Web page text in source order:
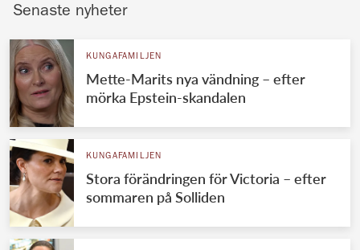
Senaste nyheter
KUNGAFAMILJEN
Mette-Marits nya vändning – efter
mörka Epstein-skandalen
KUNGAFAMILJEN
Stora förändringen för Victoria – efter
sommaren på Solliden